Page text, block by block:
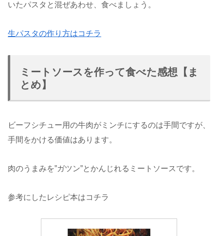
いたパスタと混ぜあわせ、食べましょう。
生パスタの作り方はコチラ
ミートソースを作って食べた感想【ま
とめ】
ビーフシチュー用の牛肉がミンチにするのは手間ですが、
手間をかける価値はあります。
肉のうまみを”ガツン”とかんじれるミートソースです。
参考にしたレシピ本はコチラ